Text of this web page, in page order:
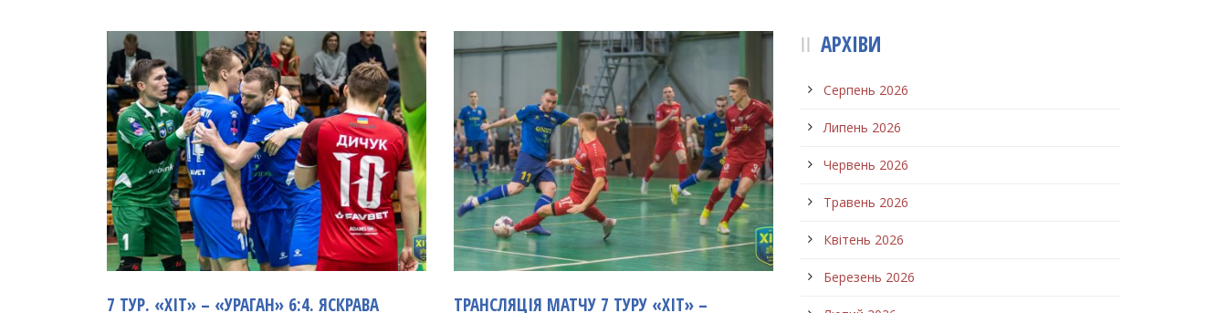
7 ТУР. «ХІТ» – «УРАГАН» 6:4. ЯСКРАВА
ТРАНСЛЯЦІЯ МАТЧУ 7 ТУРУ «ХІТ» –
АРХІВИ
Серпень 2026
Липень 2026
Червень 2026
Травень 2026
Квітень 2026
Березень 2026